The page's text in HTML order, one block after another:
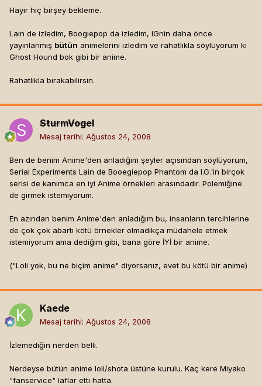
Hayır hiç birşey bekleme.
Lain de izledim, Boogiepop da izledim, IGnin daha önce
yayınlanmış bütün animelerini izledim ve rahatlıkla söylüyorum ki
Ghost Hound bok gibi bir anime.
Rahatlıkla bırakabilirsin.
SturmVogel
Mesaj tarihi: Ağustos 24, 2008
Ben de benim Anime'den anladığım şeyler açısından söylüyorum,
Serial Experiments Lain de Booegiepop Phantom da I.G.'in birçok
serisi de kanımca en iyi Anime örnekleri arasındadır. Polemiğine
de girmek istemiyorum.
En azından benim Anime'den anladığım bu, insanların tercihlerine
de çok çok abartı kötü örnekler olmadıkça müdahele etmek
istemiyorum ama dediğim gibi, bana göre İYİ bir anime.
("Loli yok, bu ne biçim anime" diyorsanız, evet bu kötü bir anime)
Kaede
Mesaj tarihi: Ağustos 24, 2008
İzlemediğin nerden belli.
Nerdeyse bütün anime loli/shota üstüne kurulu. Kaç kere Miyako
"fanservice" laflar etti hatta.